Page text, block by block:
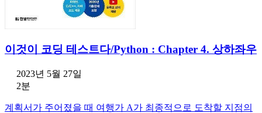
이것이 코딩 테스트다/Python : Chapter 4. 상하좌우
2023년 5월 27일
2분
계획서가 주어졌을 때 여행가 A가 최종적으로 도착할 지점의